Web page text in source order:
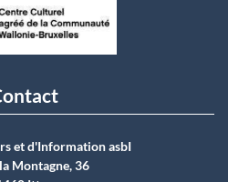
et d'Information asbI
Montagne, 36